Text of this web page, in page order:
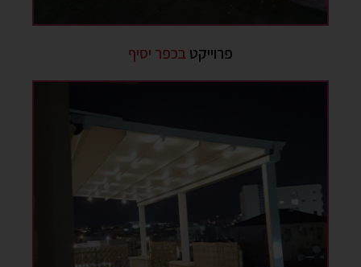
פרוייקט בכפר יסיף